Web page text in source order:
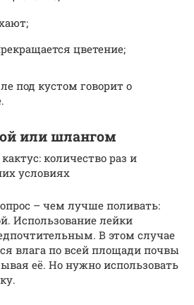
цветение;
под кустом говорит о
или шлангом
количество раз и
условиях
– чем лучше поливать:
Использование лейки
В этом случае
влага по всей площади почвы
её. Но нужно использовать